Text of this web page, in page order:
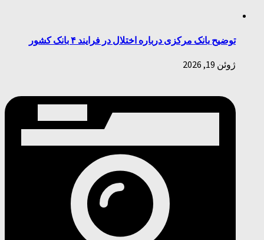
توضیح بانک مرکزی درباره اختلال در فرایند ۴ بانک کشور
ژوئن 19, 2026